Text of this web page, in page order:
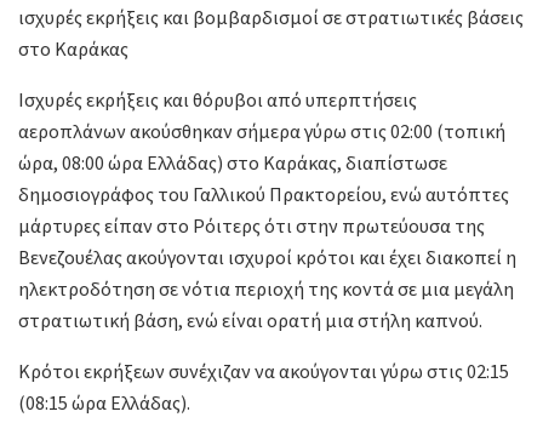
ισχυρές εκρήξεις και βομβαρδισμοί σε στρατιωτικές βάσεις
στο Καράκας
Ισχυρές εκρήξεις και θόρυβοι από υπερπτήσεις
αεροπλάνων ακούσθηκαν σήμερα γύρω στις 02:00 (τοπική
ώρα, 08:00 ώρα Ελλάδας) στο Καράκας, διαπίστωσε
δημοσιογράφος του Γαλλικού Πρακτορείου, ενώ αυτόπτες
μάρτυρες είπαν στο Ρόιτερς ότι στην πρωτεύουσα της
Βενεζουέλας ακούγονται ισχυροί κρότοι και έχει διακοπεί η
ηλεκτροδότηση σε νότια περιοχή της κοντά σε μια μεγάλη
στρατιωτική βάση, ενώ είναι ορατή μια στήλη καπνού.
Κρότοι εκρήξεων συνέχιζαν να ακούγονται γύρω στις 02:15
(08:15 ώρα Ελλάδας).